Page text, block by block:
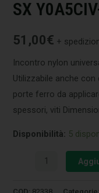
SX
51,00€ +
Incontro nylon
Utilizzabile anche
porte ferro da
spessori, viti
Disponibilità: 5